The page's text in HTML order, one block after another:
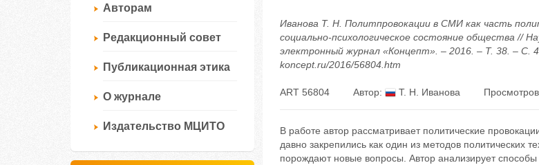
Авторам
Редакционный совет
Публикационная этика
О журнале
Издательство МЦИТО
Иванова Т. Н. Политпровокации в СМИ как часть
социально-психологическое состояние общества //
электронный журнал «Концепт». – 2016. – Т. 38. – С.
koncept.ru/2016/56804.htm
ART 56804 Автор: Т. Н. Иванова
В работе автор рассматривает политические
давно закрепились как один из методов политических
порождают новые вопросы. Автор анализирует